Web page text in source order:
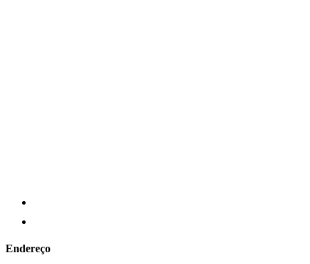
Endereço